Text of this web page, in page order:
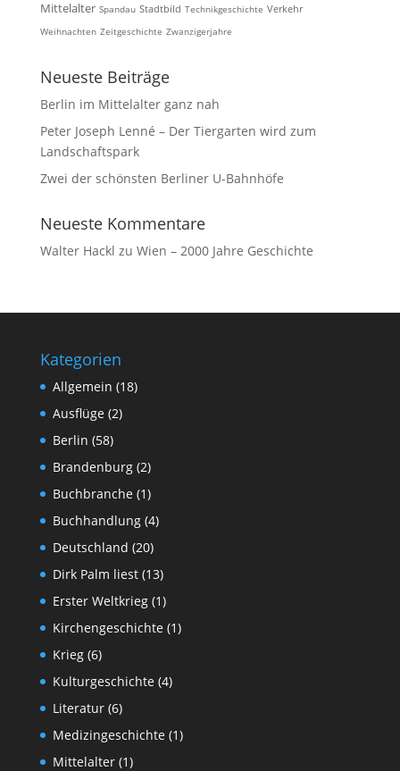
Mittelalter Spandau Stadtbild Technikgeschichte Verkehr
Weihnachten Zeitgeschichte Zwanzigerjahre
Neueste Beiträge
Berlin im Mittelalter ganz nah
Peter Joseph Lenné – Der Tiergarten wird zum
Landschaftspark
Zwei der schönsten Berliner U-Bahnhöfe
Neueste Kommentare
Walter Hackl zu Wien – 2000 Jahre Geschichte
Kategorien
Allgemein (18)
Ausflüge(2)
Berlin (58)
Brandenburg(2)
Buchbranche(1)
Buchhandlung(4)
Deutschland (20)
Dirk Palm liest(13)
Erster Weltkrieg(1)
Kirchengeschichte(1)
Krieg(6)
Kulturgeschichte(4)
Literatur(6)
Medizingeschichte(1)
Mittelalter(1)